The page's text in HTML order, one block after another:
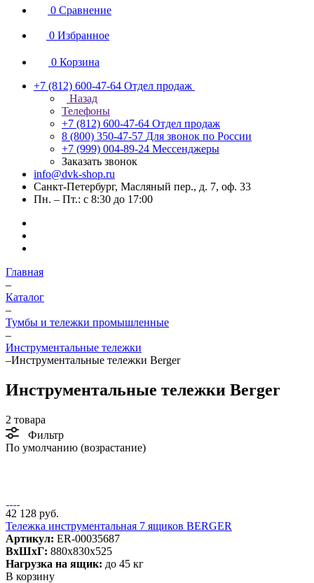
0 Сравнение
0 Избранное
0 Корзина
+7 (812) 600-47-64 Отдел продаж
Назад
Телефоны
+7 (812) 600-47-64 Отдел продаж
8 (800) 350-47-57 Для звонок по России
+7 (999) 004-89-24 Мессенджеры
Заказать звонок
info@dvk-shop.ru
Санкт-Петербург, Масляный пер., д. 7, оф. 33
Пн. – Пт.: с 8:30 до 17:00
Главная
–
Каталог
–
Тумбы и тележки промышленные
–
Инструментальные тележки
–Инструментальные тележки Berger
Инструментальные тележки Berger
2 товара
Фильтр
По умолчанию (возрастание)
42 128 руб.
Тележка инструментальная 7 ящиков BERGER
Артикул: ER-00035687
ВxШxГ: 880x830x525
Нагрузка на ящик: до 45 кг
В корзину